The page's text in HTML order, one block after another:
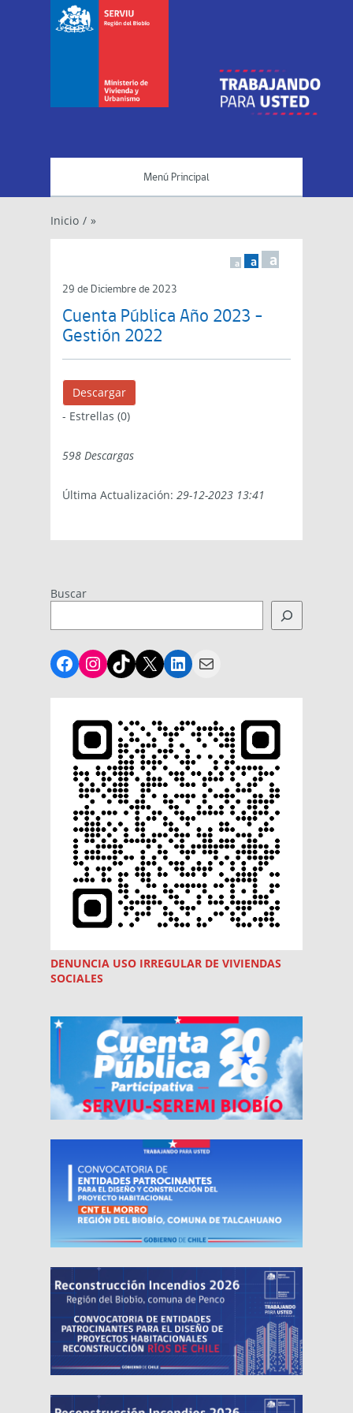
Menú Principal
Inicio / »
a a a
29 de Diciembre de 2023
Cuenta Pública Año 2023 –
Gestión 2022
Descargar
- Estrellas (0)
598 Descargas
Última Actualización: 29-12-2023 13:41
Buscar
Facebook
Instagram
TikTok
X LinkedIn
Mail
DENUNCIA USO IRREGULAR DE VIVIENDAS
SOCIALES